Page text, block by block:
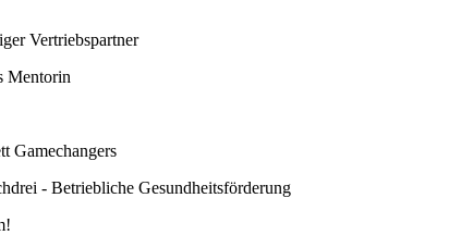
Vertriebspartner
Mentorin
Gamechangers
- Betriebliche Gesundheitsförderung